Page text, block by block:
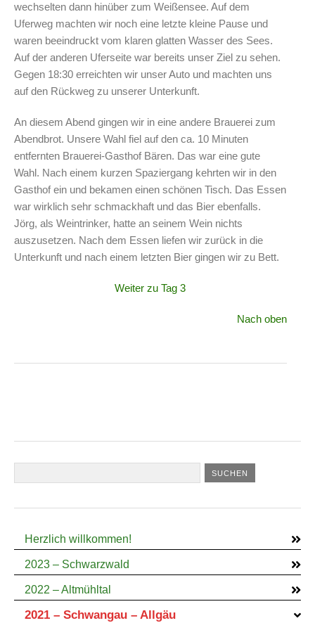
wechselten dann hinüber zum Weißensee. Auf dem
Uferweg machten wir noch eine letzte kleine Pause und
waren beeindruckt vom klaren glatten Wasser des Sees.
Auf der anderen Uferseite war bereits unser Ziel zu sehen.
Gegen 18:30 erreichten wir unser Auto und machten uns
auf den Rückweg zu unserer Unterkunft.
An diesem Abend gingen wir in eine andere Brauerei zum
Abendbrot. Unsere Wahl fiel auf den ca. 10 Minuten
entfernten Brauerei-Gasthof Bären. Das war eine gute
Wahl. Nach einem kurzen Spaziergang kehrten wir in den
Gasthof ein und bekamen einen schönen Tisch. Das Essen
war wirklich sehr schmackhaft und das Bier ebenfalls.
Jörg, als Weintrinker, hatte an seinem Wein nichts
auszusetzen. Nach dem Essen liefen wir zurück in die
Unterkunft und nach einem letzten Bier gingen wir zu Bett.
Weiter zu Tag 3
Nach oben
Herzlich willkommen!
2023 – Schwarzwald
2022 – Altmühltal
2021 – Schwangau – Allgäu